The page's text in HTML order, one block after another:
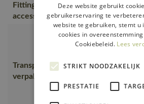
Fitting
accessories
18050-802,
Transport en
verpakking
is gemaakt van of
materiaal, Van
magazijnen
transportpartners
14001;Vervoerd
maximale
verpakking
Deze website gebruikt
gebruikerservaring te
website te gebruiken, stemt u
cookies in
Cookiebeleid. Lees
STRIKT NOODZAKELIJK
PRESTATIE